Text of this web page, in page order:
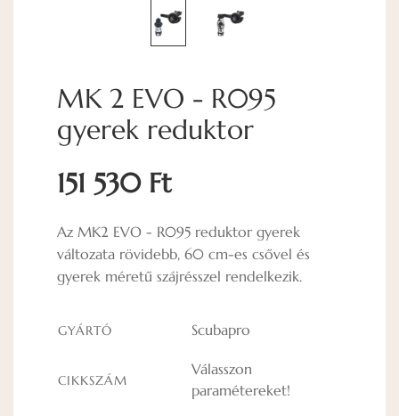
MK 2 EVO - R095
gyerek reduktor
151 530 Ft
Az MK2 EVO - R095 reduktor gyerek
változata rövidebb, 60 cm-es csővel és
gyerek méretű szájrésszel rendelkezik.
GYÁRTÓ Scubapro
CIKKSZÁM
Válasszon
paramétereket!